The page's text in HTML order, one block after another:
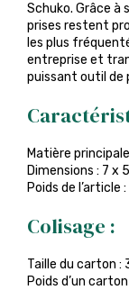
Schuko. Grâce
prises restent
les plus
entreprise et
puissant outil de
Matière
Dimensions : 7 x
Poids de l’article
Colisage :
Taille du carton :
Poids d’un